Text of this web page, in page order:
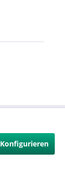
Konfigurieren